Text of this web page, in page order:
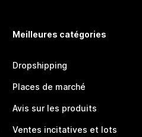
Meilleures catégories
Dropshipping
Places de marché
Avis sur les produits
Ventes incitatives et lots